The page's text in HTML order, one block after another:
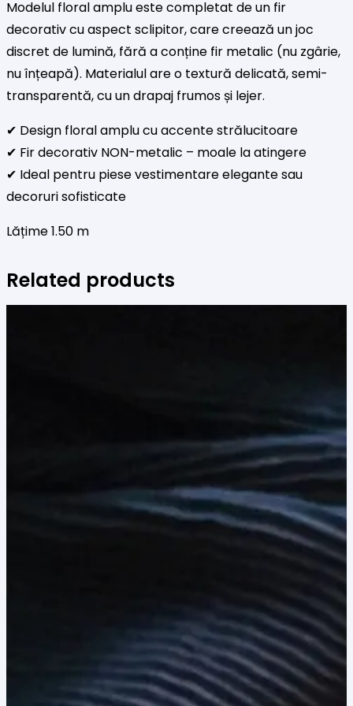
Modelul floral amplu este completat de un fir
decorativ cu aspect sclipitor, care creează un joc
discret de lumină, fără a conține fir metalic (nu zgârie,
nu înțeapă). Materialul are o textură delicată, semi-
transparentă, cu un drapaj frumos și lejer.
✔ Design floral amplu cu accente strălucitoare
✔ Fir decorativ NON-metalic – moale la atingere
✔ Ideal pentru piese vestimentare elegante sau
decoruri sofisticate
Lățime 1.50 m
Related products